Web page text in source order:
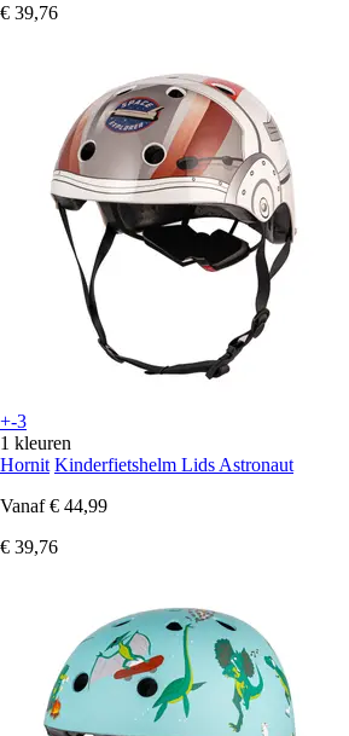
€ 39,76
+-3
1 kleuren
Hornit Kinderfietshelm Lids Astronaut
Vanaf € 44,99
€ 39,76